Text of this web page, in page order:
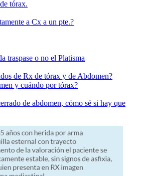
tórax.
a Cx a un pte.?
traspase o no el Platisma
de Rx de tórax y de Abdomen?
y cuándo por tórax?
de abdomen, cómo sé si hay que